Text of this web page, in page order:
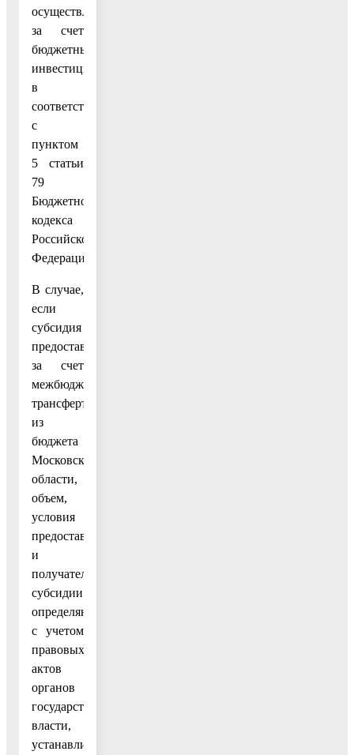
осуществляется
за счет
бюджетных
инвестиций
в
соответствии
с
пунктом
5 статьи
79
Бюджетного
кодекса
Российской
Федерации.
В случае,
если
субсидия
предоставляется
за счет
межбюджетных
трансфертов
из
бюджета
Московской
области,
объем,
условия
предоставления
и
получатели
субсидии
определяются
с учетом
правовых
актов
органов
государственной
власти,
устанавливающих